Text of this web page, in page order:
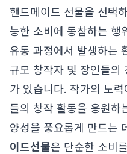
핸드메이드 선물을 선택
능한 소비에 동참하는 행
유통 과정에서 발생하는
규모 창작자 및 장인들의
가 있습니다. 작가의 노
들의 창작 활동을 응원하
양성을 풍요롭게 만드는
이드선물은 단순한 소비